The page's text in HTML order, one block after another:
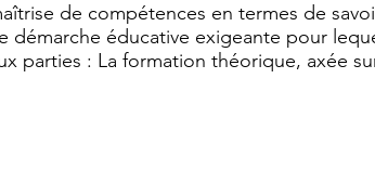
de compétences en termes de
démarche éducative exigeante pour
parties : La formation théorique, axée